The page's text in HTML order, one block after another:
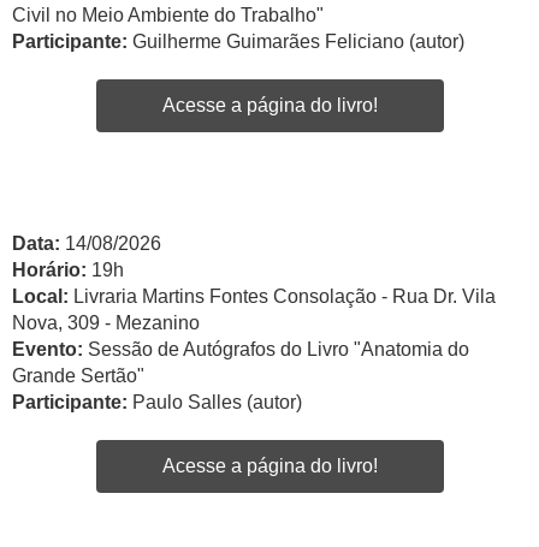
Civil no Meio Ambiente do Trabalho"
Participante: Guilherme Guimarães Feliciano (autor)
Acesse a página do livro!
Data: 14/08/2026
Horário: 19h
Local: Livraria Martins Fontes Consolação - Rua Dr. Vila
Nova, 309 - Mezanino
Evento: Sessão de Autógrafos do Livro "Anatomia do
Grande Sertão"
Participante: Paulo Salles (autor)
Acesse a página do livro!